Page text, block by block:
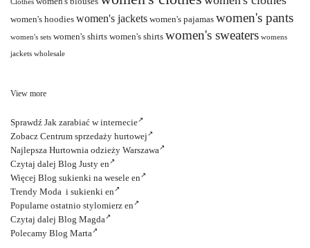
Clothes
women's hoodies women's jackets women's pajamas women's pants
women's sets women's shirts women's shirts women's sweaters womens
jackets wholesale
View more
Sprawdź Jak zarabiać w internecie
Zobacz Centrum sprzedaży hurtowej
Najlepsza Hurtownia odzieży Warszawa
Czytaj dalej Blog Justy en
Więcej Blog sukienki na wesele en
Trendy Moda i sukienki en
Popularne ostatnio stylomierz en
Czytaj dalej Blog Magda
Polecamy Blog Marta